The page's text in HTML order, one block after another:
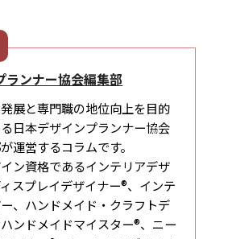
ランナー協会編集部
展と専門職の地位向上を目的
日本デザインプランナー協会
運営するコラムです。
ン資格であるインテリアデザ
スプレイデザイナー®、インテ
、ハンドメイド・クラフトデ
ンドメイドマイスター®、ニー